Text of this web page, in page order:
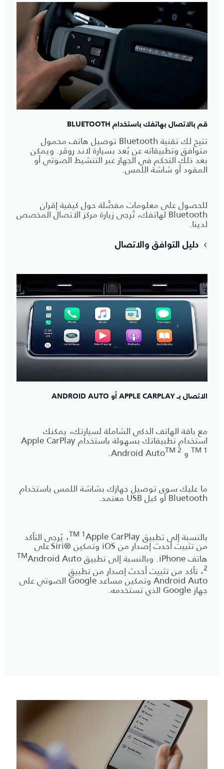
قم بالاتصال بهاتفك باستخدام BLUETOOTH
تتيح لك تقنية Bluetooth توصيل هاتف محمول
متوافق وتطبيقاته عن بُعد بسيارة لاند روڤر. ويمكن
بعد ذلك التحكم في الجهاز عبر التنشيط الصوتي أو
المقود أو شاشة اللمس.
للحصول على معلومات مفصَّلة حول كيفية إقران
Bluetooth لهاتفك، تُرجى زيارة مركز الاتصال المخصص
لدينا.
دليل التوافق والاتصال
الاتصال بـ APPLE CARPLAY أو ANDROID AUTO
مع باقة الهاتف الذكي الشاملة لسيارتك، يمكنك
استخدام تطبيقاتك بسهولة باستخدام Apple CarPlay
TM 1 و Android Auto TM 2
.
ما عليك سوى توصيل جهازك بشاشة اللمس باستخدام
Bluetooth أو كبل USB معتمد.
بالنسبة إلى تطبيق Apple CarPlay
TM 1، يُرجى التأكد
من تثبيت أحدث إصدار من iOS وتمكين Siri®‎ على
هاتف iPhone. وبالنسبة إلى تطبيق
Android Auto
TM
2، تأكد من تثبيت أحدث إصدار من تطبيق
Android Auto وتمكين مساعد Google الصوتي على
جهاز Google الذي تستخدمه.